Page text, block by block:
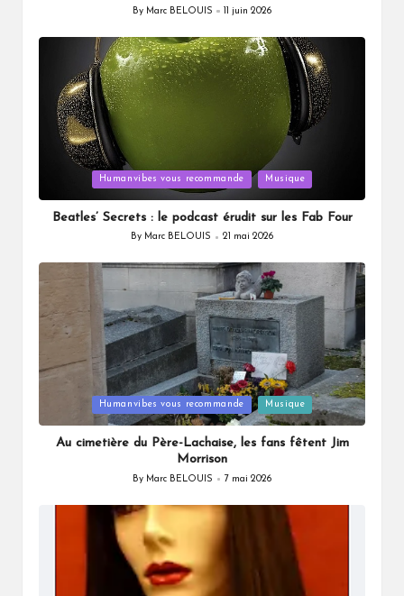
Posted
By Marc BELOUIS 11 juin 2026
in
Humanvibes vous recommande Musique
Beatles’ Secrets : le podcast érudit sur les Fab Four
Posted
By Marc BELOUIS 21 mai 2026
in
Humanvibes vous recommande Musique
Au cimetière du Père-Lachaise, les fans fêtent Jim
Morrison
Posted
By Marc BELOUIS 7 mai 2026